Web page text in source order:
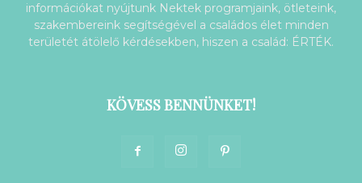
információkat nyújtunk Nektek programjaink, ötleteink,
szakembereink segítségével a családos élet minden
területét átölelő kérdésekben, hiszen a család: ÉRTÉK.
KÖVESS BENNÜNKET!